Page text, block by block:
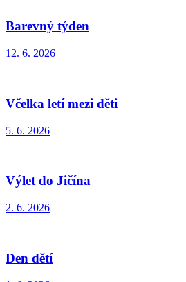
Barevný týden
12. 6. 2026
Včelka letí mezi děti
5. 6. 2026
Výlet do Jičína
2. 6. 2026
Den dětí